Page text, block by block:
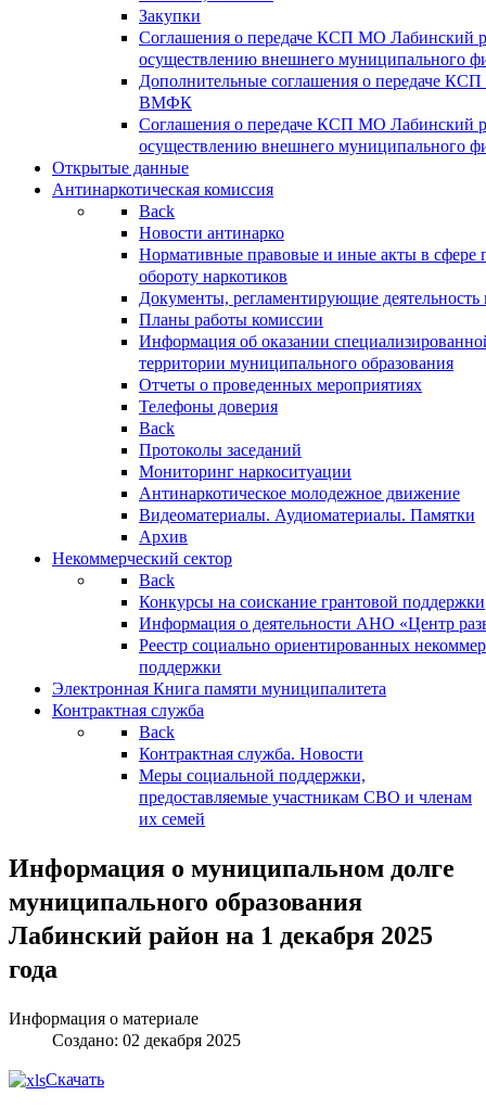
Закупки
Соглашения о передаче КСП МО Лабинский
осуществлению внешнего муниципального
Дополнительные соглашения о передаче
ВМФК
Соглашения о передаче КСП МО Лабинский
осуществлению внешнего муниципального
Открытые данные
Антинаркотическая комиссия
Back
Новости антинарко
Нормативные правовые и иные акты в сфере
обороту наркотиков
Документы, регламентирующие деятельность
Планы работы комиссии
Информация об оказании
территории муниципального образования
Отчеты о проведенных мероприятиях
Телефоны доверия
Back
Протоколы заседаний
Мониторинг наркоситуации
Антинаркотическое молодежное движение
Видеоматериалы. Аудиоматериалы. Памятки
Архив
Некоммерческий сектор
Back
Конкурсы на соискание грантовой поддержки
Информация о деятельности АНО «Центр
Реестр социально ориентированных
поддержки
Электронная Книга памяти муниципалитета
Контрактная служба
Back
Контрактная служба. Новости
Меры социальной поддержки,
предоставляемые участникам СВО и членам
их семей
Информация о муниципальном долге
муниципального образования
Лабинский район на 1 декабря 2025
года
Информация о материале
Создано: 02 декабря 2025
Скачать